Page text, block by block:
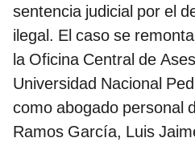
sentencia judicial por el
ilegal. El caso se
la Oficina Central de
Universidad Nacional
como abogado personal
Ramos García, Luis